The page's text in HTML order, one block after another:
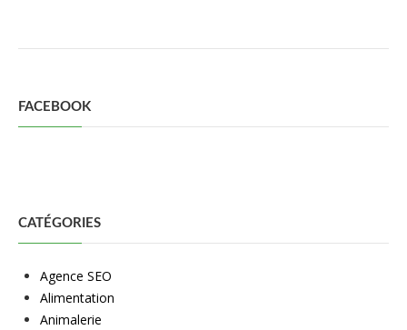
FACEBOOK
CATÉGORIES
Agence SEO
Alimentation
Animalerie